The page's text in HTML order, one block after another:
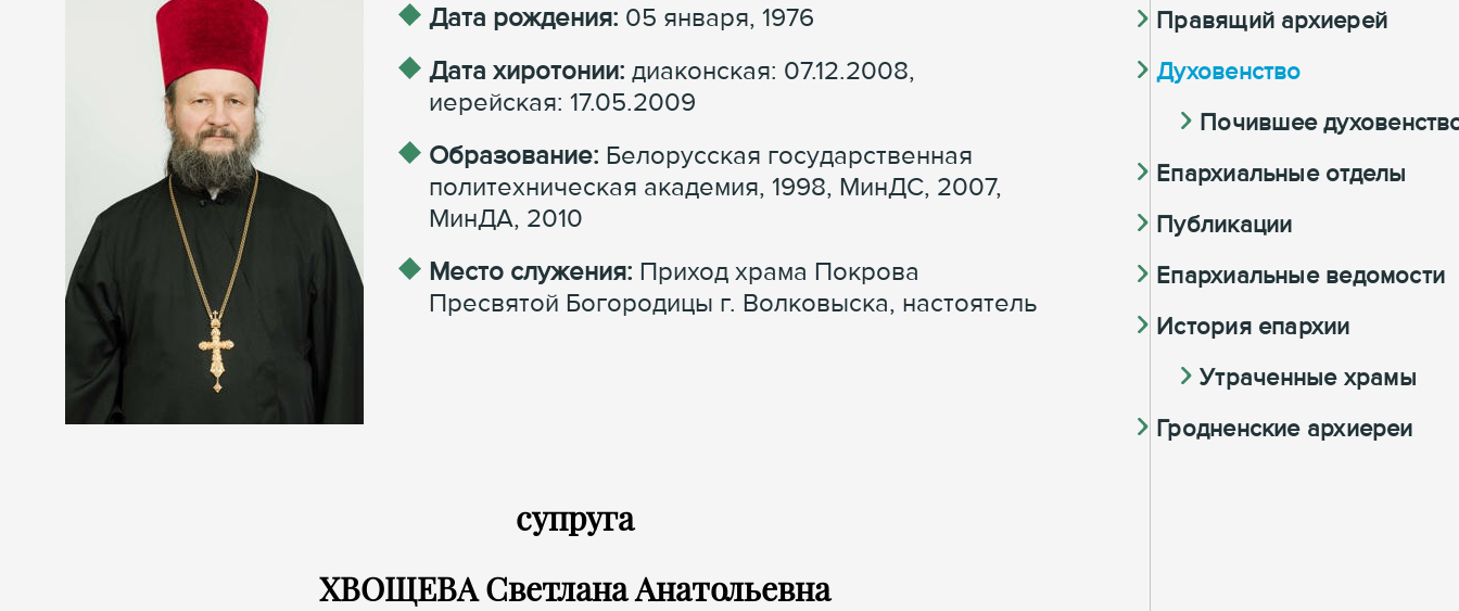
Дата рождения: 05 января, 1976
Дата хиротонии: диаконская: 07.12.2008,
иерейская: 17.05.2009
Образование: Белорусская государственная
политехническая академия, 1998, МинДС, 2007,
МинДА, 2010
Место служения: Приход храма Покрова
Пресвятой Богородицы г. Волковыска, настоятель
супруга
ХВОЩЕВА Светлана Анатольевна
Правящий архиерей
Духовенство
Почившее
Епархиальные отделы
Публикации
Епархиальные ведомости
История епархии
Утраченные храмы
Гродненские архиереи